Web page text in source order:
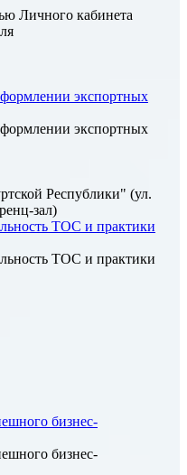
Личного кабинета
экспортных
экспортных
Республики" (ул.
зал)
ТОС и практики
ТОС и практики
бизнес-
бизнес-